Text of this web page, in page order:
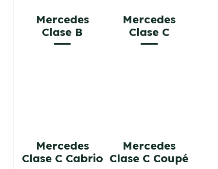
Mercedes
Clase B
Mercedes
Clase C
Mercedes
Clase C Cabrio
Mercedes
Clase C Coupé